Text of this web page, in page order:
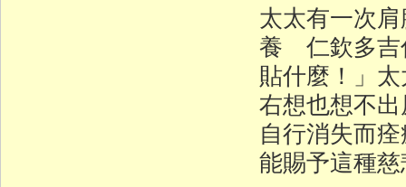
太太有一次
養 仁欽多吉
貼什麼！」
右想也想不
自行消失而
能賜予這種